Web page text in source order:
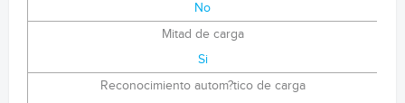
No
Mitad de carga
Si
Reconocimiento autom?tico de carga